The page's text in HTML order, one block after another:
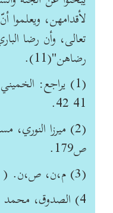
لأقدامهن،
تعالى، وأن رضا
رضاهن"(11).
(1) يراجع:
41 42.
ص‏179.
(3) م،ن، ص،ن. (
4) الصدوق، محمد بن علي، الأمالي: ص‏453.